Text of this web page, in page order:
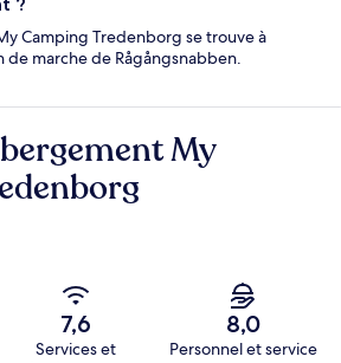
Camping Tredenborg se trouve à
de marche de Rågångsnabben.
My
7,6
Services et
8,0
Personnel et service